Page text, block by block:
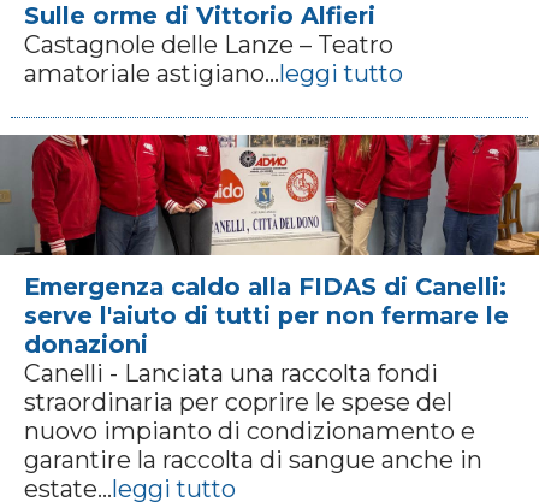
Sulle orme di Vittorio Alfieri
Castagnole delle Lanze – Teatro
amatoriale astigiano...leggi tutto
Emergenza caldo alla FIDAS di Canelli:
serve l'aiuto di tutti per non fermare le
donazioni
Canelli - Lanciata una raccolta fondi
straordinaria per coprire le spese del
nuovo impianto di condizionamento e
garantire la raccolta di sangue anche in
estate...leggi tutto